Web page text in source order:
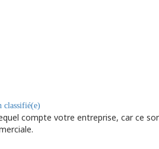
classifié(e)
compte votre entreprise, car ce